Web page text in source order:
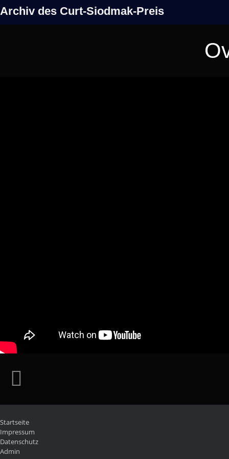
Archiv des Curt-Siodmak-Preis
Startseite
Impressum
Datenschutz
Admin